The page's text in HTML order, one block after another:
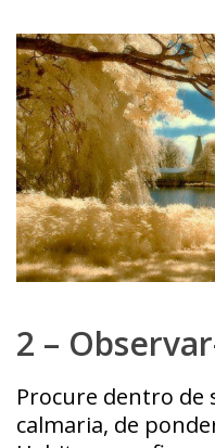
2 –
Procure dentro de
calmaria, de